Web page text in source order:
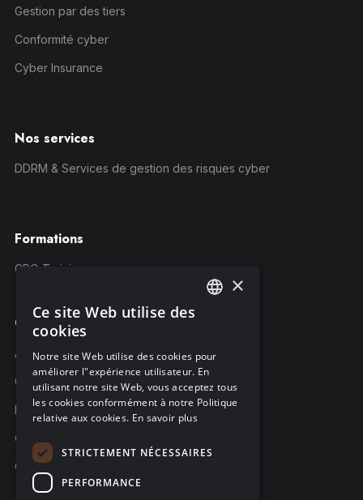
Gestion par des tiers
Conformité cyber
Cyber Insurance
Nos services
DDRM & Services de gestion des risques cyber
Formations
CRQ Training
Compagnie
À propos C-Risk
Carrière
Partenaires
C-Risk dans la presse
C-Trust
×
Ce site Web utilise des
cookies
Notre site Web utilise des cookies pour
améliorer l"expérience utilisateur. En
utilisant notre site Web, vous acceptez tous
les cookies conformément à notre Politique
relative aux cookies. En savoir plus
STRICTEMENT NÉCESSAIRES
PERFORMANCE